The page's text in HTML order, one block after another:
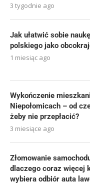
3 tygodnie ago
Jak ułatwić sobie
polskiego jako
1 miesiąc ago
Wykończenie
Niepołomicach – od
żeby nie przepłacić?
3 miesiące ago
Złomowanie
dlaczego coraz więcej
wybiera odbiór auta